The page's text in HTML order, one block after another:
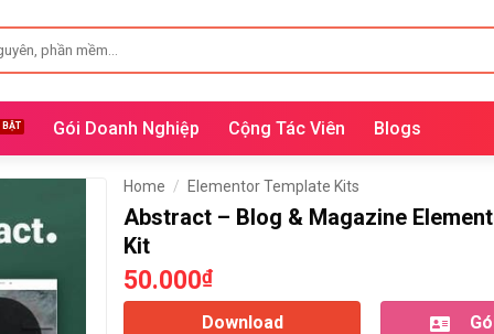
Gói Doanh Nghiệp Cộng Tác Viên Blogs
Home / Elementor Template Kits
Abstract – Blog & Magazine
Kit
50.000₫
Download